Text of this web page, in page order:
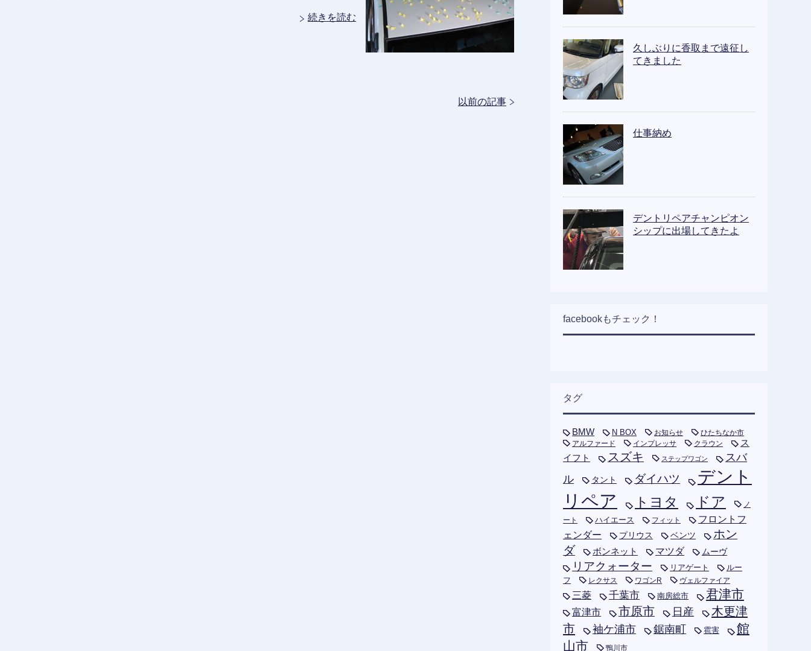
続きを読む
以前の記事
久しぶりに香取まで遠征し
てきました
仕事納め
デントリペアチャンピオン
シップに出場してきたよ
facebookもチェック！
タグ
BMW N BOX お知らせ
ひたちなか市
アルファード
インプレッサ クラウン
ス
イフト
スズキ ステップワゴン
スバ
ル
タント ダイハツ
デント
リペア
トヨタ ドア ノ
ート ハイエース フィット
フロントフ
ェンダー
プリウス ベンツ
ホン
ダ
ボンネット マツダ ムーヴ
リアクォーター リアゲート
ルー
フ
レクサス ワゴンR ヴェルファイア
三菱 千葉市 南房総市 君津市
富津市 市原市 日産
木更津
市
袖ケ浦市 鋸南町 雹害
館
山市
鴨川市